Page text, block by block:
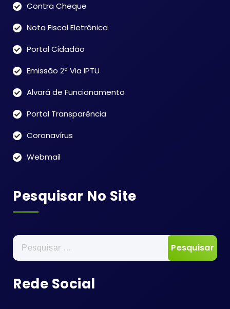
Contra Cheque
Nota Fiscal Eletrônica
Portal Cidadão
Emissão 2ª Via IPTU
Alvará de Funcionamento
Portal Transparência
Coronavírus
Webmail
Pesquisar No Site
Pesquisar
por:
Rede Social